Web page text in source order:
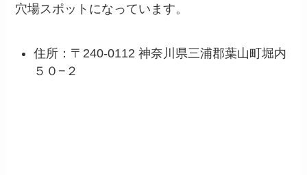
穴場スポットになっています。
住所：〒240-0112 神奈川県三浦郡葉山町堀内
５０−２